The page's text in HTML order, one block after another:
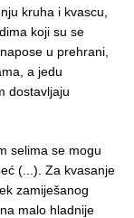
kruha i kvascu,
koji su se
u prehrani,
a jedu
dostavljaju
selima se mogu
(...). Za kvasanje
zamiješanog
malo hladnije